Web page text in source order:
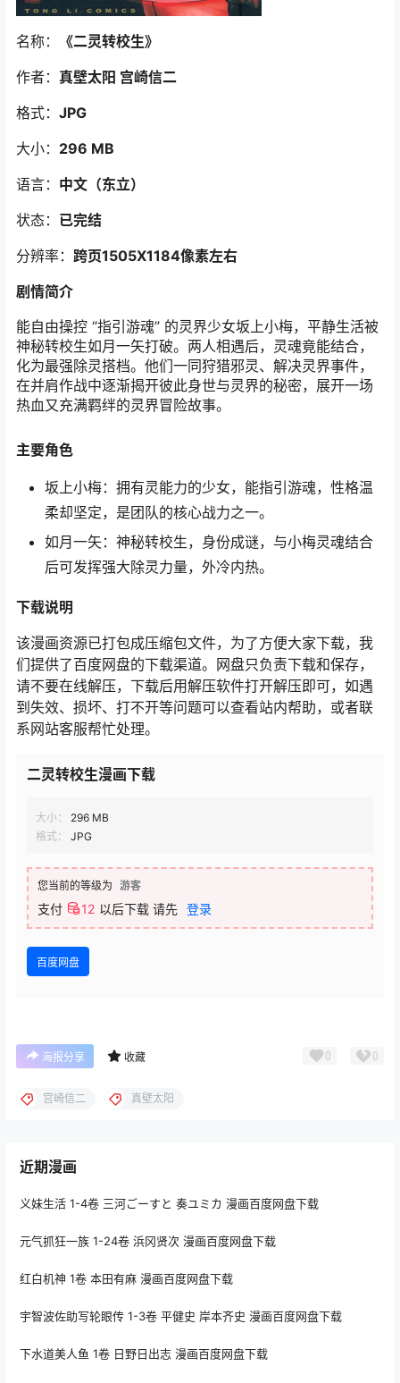
名称：
《二灵转校生》
作者： 真壁太阳 宫崎信二
格式： JPG
大小： 296 MB
语言： 中文（东立）
状态： 已完结
分辨率： 跨页1505X1184像素左右
剧情简介
能自由操控 “指引游魂” 的灵界少女坂上小梅，平静生活被
神秘转校生如月一矢打破。两人相遇后，灵魂竟能结合，
化为最强除灵搭档。他们一同狩猎邪灵、解决灵界事件，
在并肩作战中逐渐揭开彼此身世与灵界的秘密，展开一场
热血又充满羁绊的灵界冒险故事。
主要角色
坂上小梅：拥有灵能力的少女，能指引游魂，性格温
柔却坚定，是团队的核心战力之一。
如月一矢：神秘转校生，身份成谜，与小梅灵魂结合
后可发挥强大除灵力量，外冷内热。
下载说明
该漫画资源已打包成压缩包文件，为了方便大家下载，我
们提供了百度网盘的下载渠道。网盘只负责下载和保存，
请不要在线解压，下载后用解压软件打开解压即可，如遇
到失效、损坏、打不开等问题可以查看站内帮助，或者联
系网站客服帮忙处理。
二灵转校生漫画下载
大小：
296 MB
格式：
JPG
您当前的等级为 游客
支付 12 以后下载 请先 登录
百度网盘
海报分享 收藏 0 0
宫崎信二 真壁太阳
近期漫画
义妹生活 1-4卷 三河ごーすと 奏ユミカ 漫画百度网盘下载
元气抓狂一族 1-24卷 浜冈贤次 漫画百度网盘下载
红白机神 1卷 本田有麻 漫画百度网盘下载
宇智波佐助写轮眼传 1-3卷 平健史 岸本齐史 漫画百度网盘下载
下水道美人鱼 1卷 日野日出志 漫画百度网盘下载